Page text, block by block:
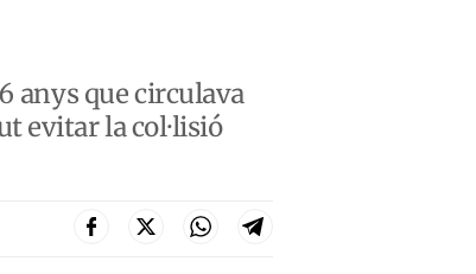
anys que circulava
evitar la col·lisió